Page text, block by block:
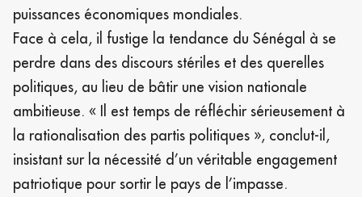
puissances économiques mondiales.
Face à cela, il fustige la tendance du Sénégal à se
perdre dans des discours stériles et des querelles
politiques, au lieu de bâtir une vision nationale
ambitieuse. « Il est temps de réfléchir sérieusement à
la rationalisation des partis politiques », conclut-il,
insistant sur la nécessité d’un véritable engagement
patriotique pour sortir le pays de l’impasse.